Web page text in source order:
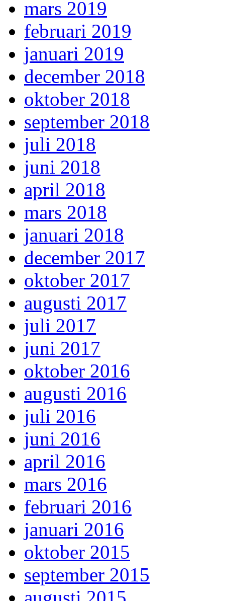
mars 2019
februari 2019
januari 2019
december 2018
oktober 2018
september 2018
juli 2018
juni 2018
april 2018
mars 2018
januari 2018
december 2017
oktober 2017
augusti 2017
juli 2017
juni 2017
oktober 2016
augusti 2016
juli 2016
juni 2016
april 2016
mars 2016
februari 2016
januari 2016
oktober 2015
september 2015